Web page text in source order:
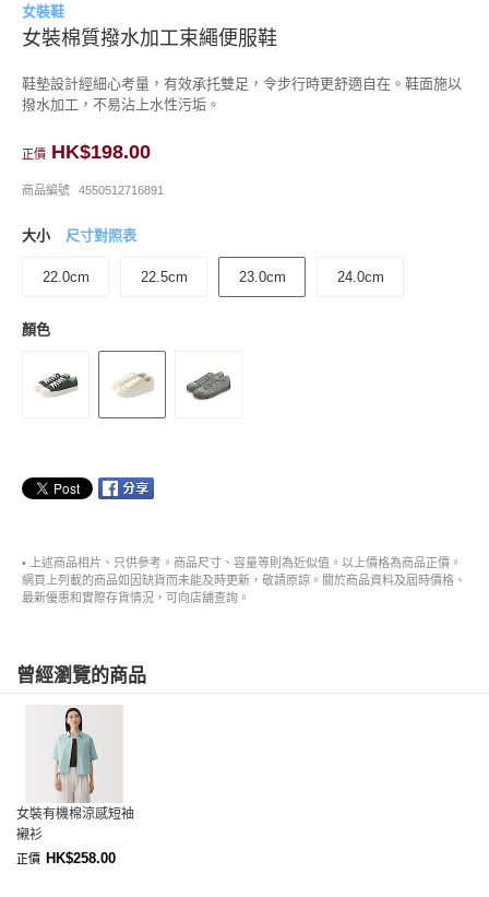
女裝鞋
女裝棉質撥水加工束繩便服鞋
鞋墊設計經細心考量，有效承托雙足，令步行時更舒適自在。鞋面施以
撥水加工，不易沾上水性污垢。
正價 HK$198.00
商品編號 4550512716891
大小 尺寸對照表
22.0cm 22.5cm 23.0cm 24.0cm
顏色
• 上述商品相片、只供參考。商品尺寸、容量等則為近似值。以上價格為商品正價。
網頁上列載的商品如因缺貨而未能及時更新，敬請原諒。關於商品資料及屆時價格、
最新優惠和實際存貨情況，可向店舖查詢。
曾經瀏覽的商品
女裝有機棉涼感短袖
襯衫
正價 HK$258.00